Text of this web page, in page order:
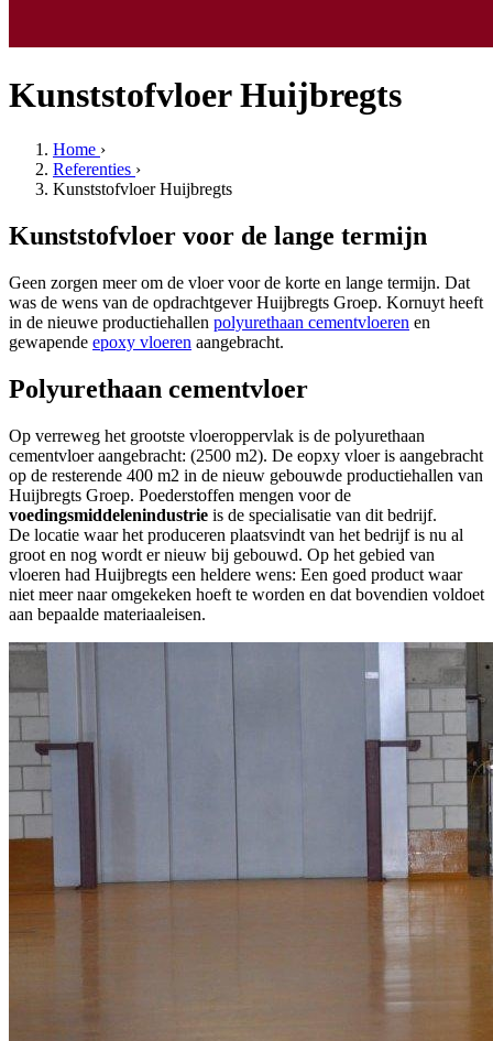
Kunststofvloer Huijbregts
Home ›
Referenties ›
Kunststofvloer Huijbregts
Kunststofvloer voor de lange termijn
Geen zorgen meer om de vloer voor de korte en lange termijn. Dat
was de wens van de opdrachtgever Huijbregts Groep. Kornuyt heeft
in de nieuwe productiehallen polyurethaan cementvloeren en
gewapende epoxy vloeren aangebracht.
Polyurethaan cementvloer
Op verreweg het grootste vloeroppervlak is de polyurethaan
cementvloer aangebracht: (2500 m2). De eopxy vloer is aangebracht
op de resterende 400 m2 in de nieuw gebouwde productiehallen van
Huijbregts Groep. Poederstoffen mengen voor de
voedingsmiddelenindustrie is de specialisatie van dit bedrijf.
De locatie waar het produceren plaatsvindt van het bedrijf is nu al
groot en nog wordt er nieuw bij gebouwd. Op het gebied van
vloeren had Huijbregts een heldere wens: Een goed product waar
niet meer naar omgekeken hoeft te worden en dat bovendien voldoet
aan bepaalde materiaaleisen.